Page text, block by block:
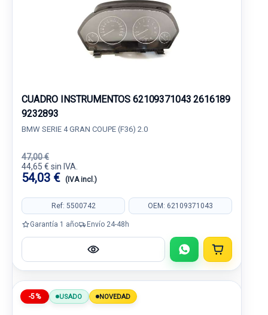
CUADRO INSTRUMENTOS 62109371043 2616189
9232893
BMW SERIE 4 GRAN COUPE (F36) 2.0
47,00 €
44,65 € sin IVA.
54,03 € (IVA incl.)
Ref: 5500742 OEM: 62109371043
Garantía 1 año Envío 24-48h
-5% USADO NOVEDAD